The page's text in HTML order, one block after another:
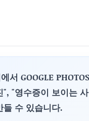
서 GOOGLE
", "영수증이 보이는
들 수 있습니다.